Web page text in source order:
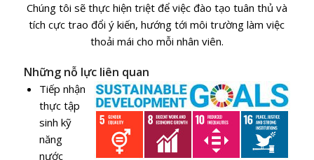
Chúng tôi sẽ thực hiện triệt để việc đào tạo tuân thủ và
tích cực trao đổi ý kiến, hướng tới môi trường làm việc
thoải mái cho mỗi nhân viên.
Những nỗ lực liên quan
Tiếp nhận
thực tập
sinh kỹ
năng
nước